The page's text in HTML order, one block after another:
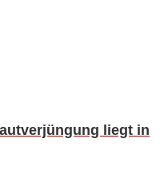
liegt in